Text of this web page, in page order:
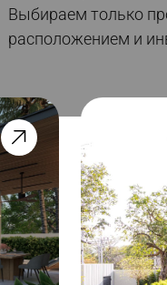
Выбираем только
расположением и